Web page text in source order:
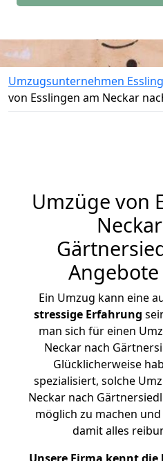
Umzugsunternehmen
von Esslingen am Neckar
Umzüge von
Ein Umzug kann eine
stressige Erfahrung
man sich für einen
Neckar nach
Glücklicherweise
spezialisiert, solche
Neckar nach
möglich zu machen und
damit alles